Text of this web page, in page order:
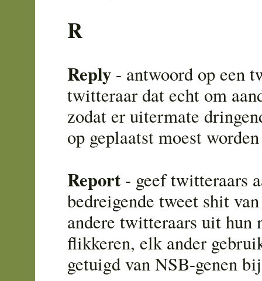
R
Reply - antwoord op een
twitteraar dat echt om
zodat er uitermate
op geplaatst moest worden
Report - geef twitteraars
bedreigende tweet shit
andere twitteraars uit hun
flikkeren, elk ander
getuigd van NSB-genen